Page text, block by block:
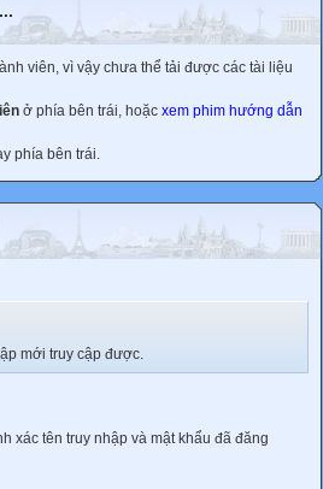
viên, vì vậy chưa thể tải được các tài liệu
ở phía bên trái, hoặc xem phim hướng dẫn
phía bên trái.
mới truy cập được.
xác tên truy nhập và mật khẩu đã đăng